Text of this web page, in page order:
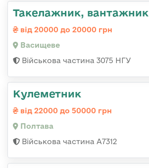
Такелажник, вантажник
від 20000 до 20000 грн
Васищеве
Військова частина 3075 НГУ
Кулеметник
від 22000 до 50000 грн
Полтава
Військова частина А7312